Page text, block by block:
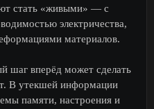
стать «живыми» — с
электричества,
материалов.
шаг вперёд может сделать
В утекшей информации
памяти, настроения и